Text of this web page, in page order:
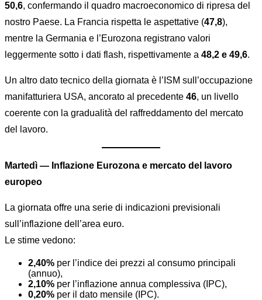
50,6, confermando il quadro macroeconomico di ripresa del
nostro Paese. La Francia rispetta le aspettative (47,8),
mentre la Germania e l’Eurozona registrano valori
leggermente sotto i dati flash, rispettivamente a 48,2 e 49,6.
Un altro dato tecnico della giornata è l’ISM sull’occupazione
manifatturiera USA, ancorato al precedente 46, un livello
coerente con la gradualità del raffreddamento del mercato
del lavoro.
Martedì — Inflazione Eurozona e mercato del lavoro
europeo
La giornata offre una serie di indicazioni previsionali
sull’inflazione dell’area euro.
Le stime vedono:
2,40% per l’indice dei prezzi al consumo principali
(annuo),
2,10% per l’inflazione annua complessiva (IPC),
0,20% per il dato mensile (IPC).